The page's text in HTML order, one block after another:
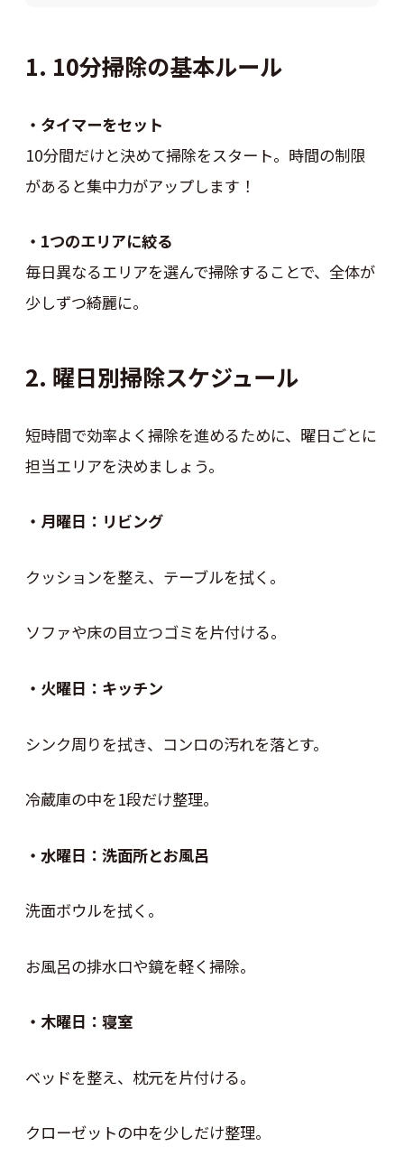
1. 10分掃除の基本ルール
・タイマーをセット
10分間だけと決めて掃除をスタート。時間の制限
があると集中力がアップします！
・1つのエリアに絞る
毎日異なるエリアを選んで掃除することで、全体が
少しずつ綺麗に。
2. 曜日別掃除スケジュール
短時間で効率よく掃除を進めるために、曜日ごとに
担当エリアを決めましょう。
・月曜日：リビング
クッションを整え、テーブルを拭く。
ソファや床の目立つゴミを片付ける。
・火曜日：キッチン
シンク周りを拭き、コンロの汚れを落とす。
冷蔵庫の中を1段だけ整理。
・水曜日：洗面所とお風呂
洗面ボウルを拭く。
お風呂の排水口や鏡を軽く掃除。
・木曜日：寝室
ベッドを整え、枕元を片付ける。
クローゼットの中を少しだけ整理。